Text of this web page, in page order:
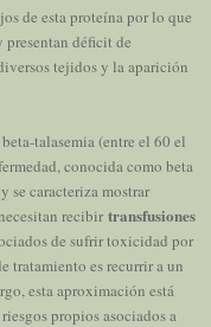
de esta proteína por lo que
déficit de
tejidos y la aparición
talasemia (entre el 60 el
conocida como beta
se caracteriza mostrar
recibirtransfusiones
de sufrir toxicidad por
tratamiento es recurrir a un
esta aproximación está
propios asociados a